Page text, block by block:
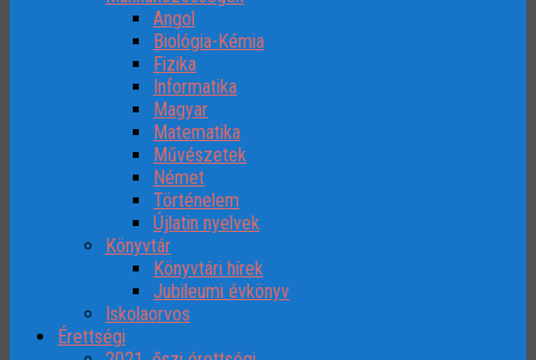
Angol
Biológia-Kémia
Fizika
Informatika
Magyar
Matematika
Művészetek
Német
Történelem
Újlatin nyelvek
Könyvtár
Könyvtári hírek
Jubileumi évkönyv
Iskolaorvos
Érettségi